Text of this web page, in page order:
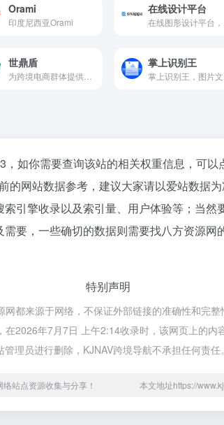
Orami
印度尼西亚Orami
在线设计平台
世鼎盾 掌上识别王
，如你需要查询该站的相关权重信息，可以
的网站数据参考，建议大家请以爱站数据
引擎收录以及索引量、用户体验等；当然
要，一些确切的数据则需要找八方资源网
特别声明
网都来源于网络，不保证外部链接的准确性和完
在2026年7月7日 上午2:14收录时，该网页上的内
理员进行删除，KJNAV跨境导航不承担任何责任。
站点资源收集与分享！ 本文地址https://